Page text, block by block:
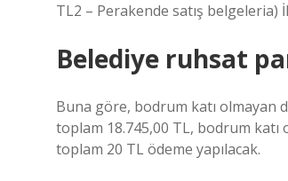
TL2 – Perakende satış belgeleria)
Belediye ruhsat
Buna göre, bodrum katı olmayan
toplam 18.745,00 TL, bodrum
toplam 20 TL ödeme yapılacak.